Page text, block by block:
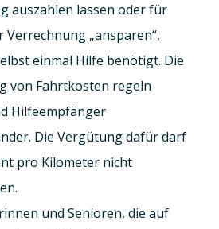
auszahlen lassen oder für
Verrechnung „ansparen“,
einmal Hilfe benötigt. Die
von Fahrtkosten regeln
Hilfeempfänger
Die Vergütung dafür darf
pro Kilometer nicht
und Senioren, die auf